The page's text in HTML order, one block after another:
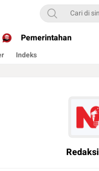
Pemerintahan
Indeks
Redaksi